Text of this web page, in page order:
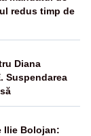
redus timp de
Diana
Suspendarea
Ilie Bolojan: